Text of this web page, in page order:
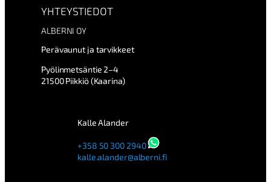
YHTEYSTIEDOT
ALBERNI OY
Perävaunut ja tarvikkeet
Pyölinmetsäntie 2–4
21500 Piikkiö (Kaarina)
Kalle Alander
+358 50 300 2940
kalle.alander@alberni.fi